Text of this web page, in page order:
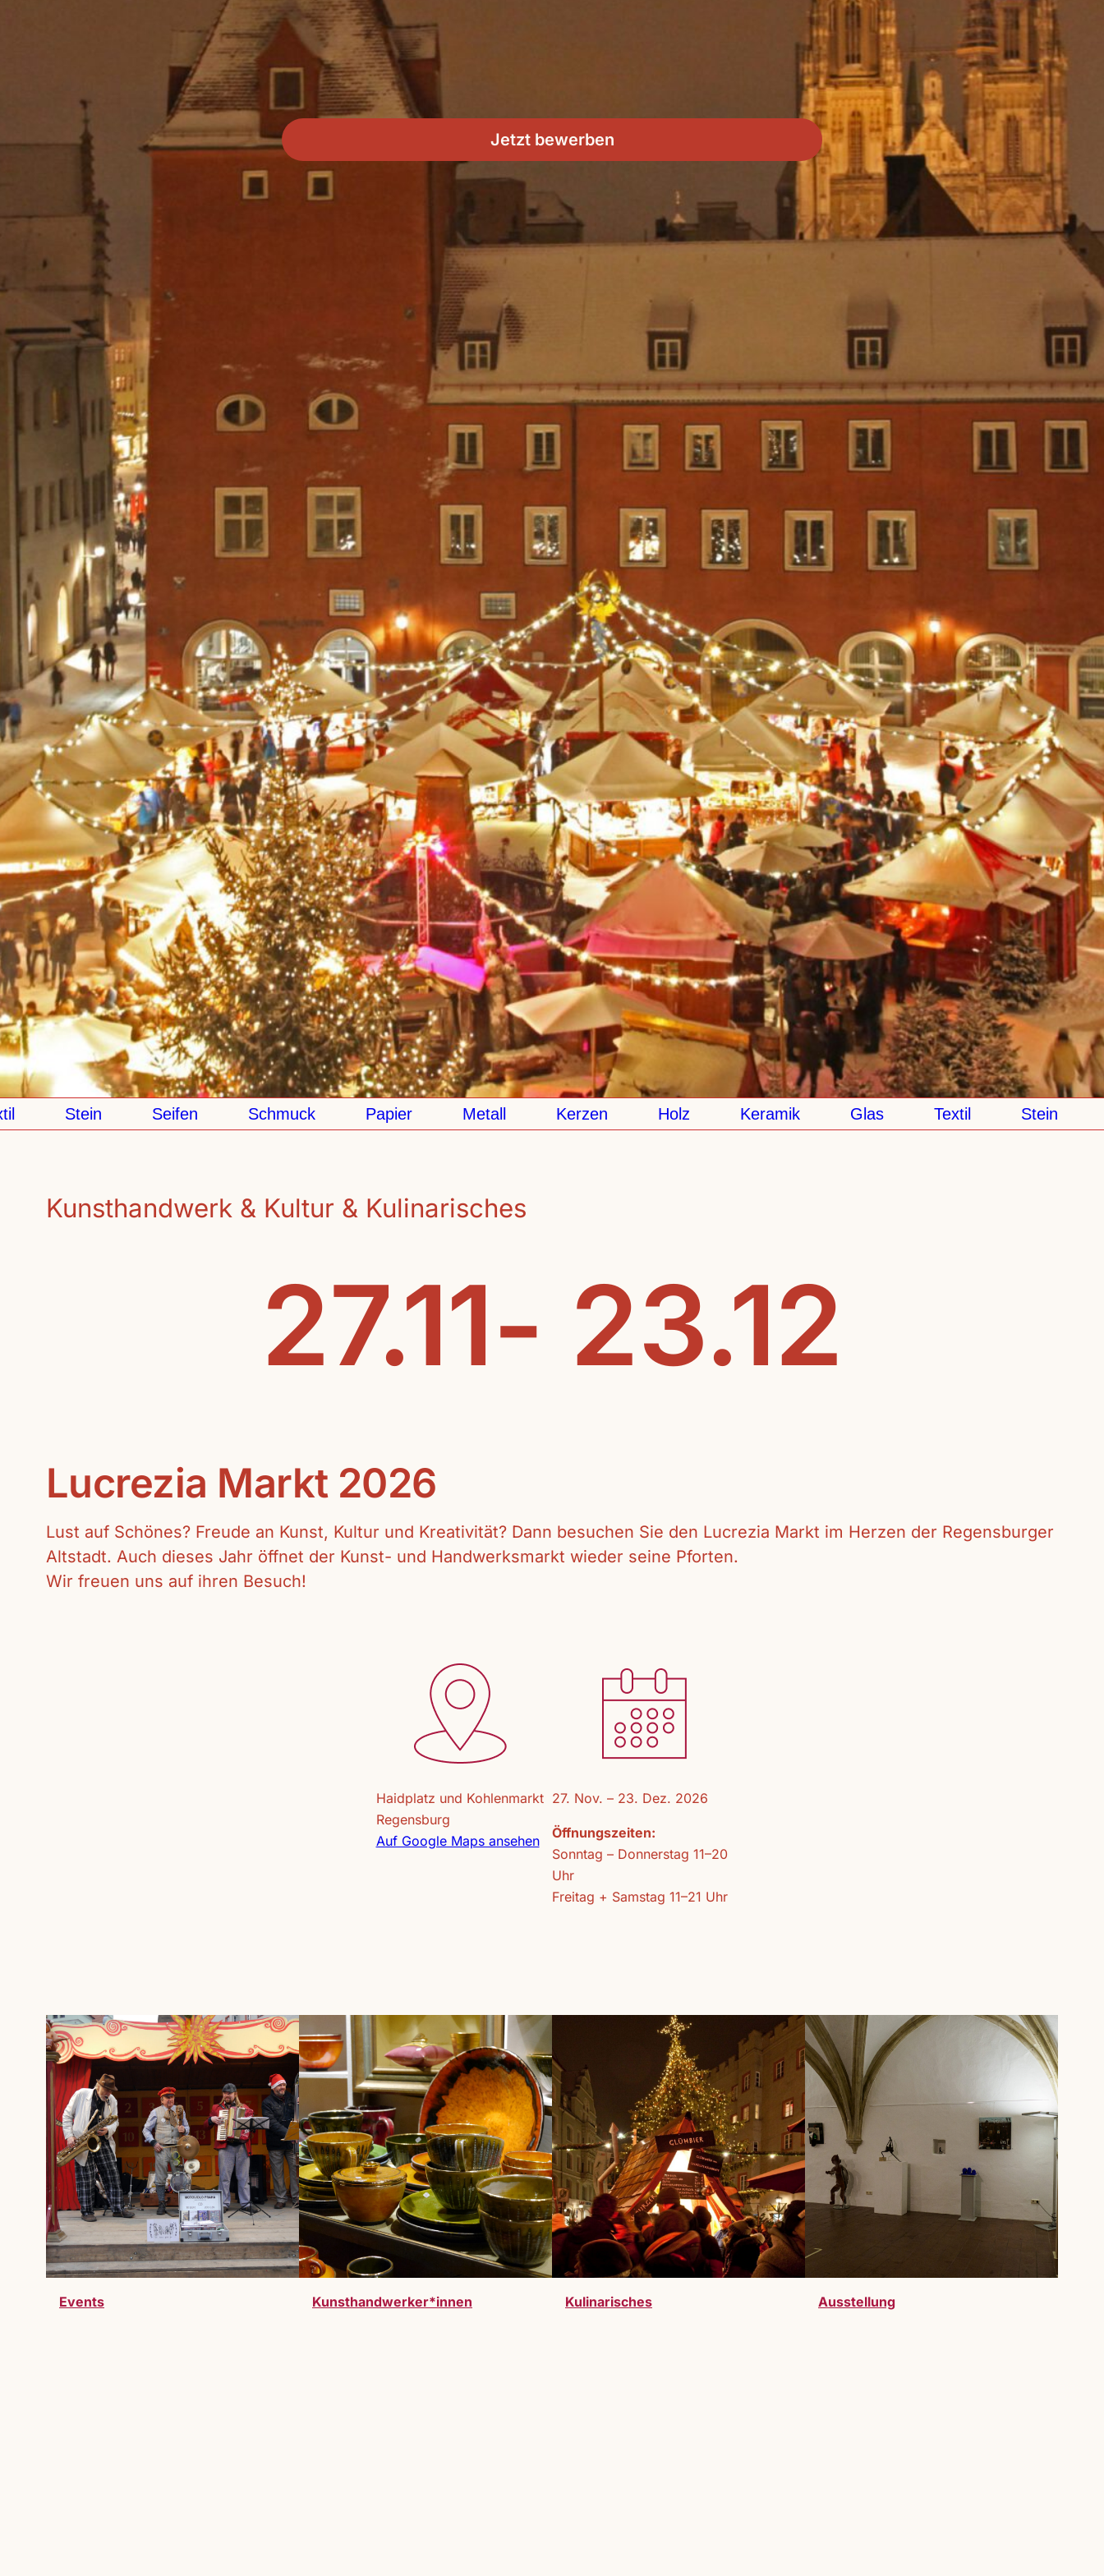
Jetzt bewerben
Stein Seifen Schmuck Papier Metall Kerzen Holz Keramik Glas Textil Stein
Kunsthandwerk & Kultur & Kulinarisches
27.11- 23.12
Lucrezia Markt 2026
Lust auf Schönes? Freude an Kunst, Kultur und Kreativität? Dann besuchen Sie den Lucrezia Markt im Herzen der Regensburger
Altstadt. Auch dieses Jahr öffnet der Kunst- und Handwerksmarkt wieder seine Pforten.
Wir freuen uns auf ihren Besuch!
Haidplatz und Kohlenmarkt
Regensburg
Auf Google Maps ansehen
27. Nov. – 23. Dez. 2026
Öffnungszeiten:
Sonntag – Donnerstag 11–20
Uhr
Freitag + Samstag 11–21 Uhr
Events Kunsthandwerker*innen Kulinarisches Ausstellung